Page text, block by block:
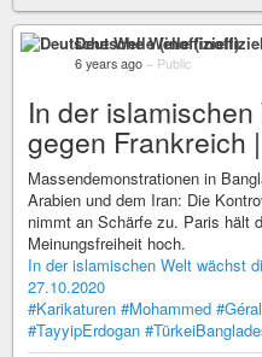
Deutsche Welle
6 years ago – Public
In der
gegen Frankreich
Massendemonstrationen in
Arabien und dem Iran: Die
nimmt an Schärfe zu. Paris hält
Meinungsfreiheit hoch.
In der islamischen Welt wächst
27.10.2020
#Karikaturen #Mohammed
#TayyipErdogan